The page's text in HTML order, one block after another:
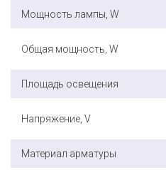
Мощность лампы, W
Общая мощность, W
Площадь освещения
Напряжение, V
Материал арматуры